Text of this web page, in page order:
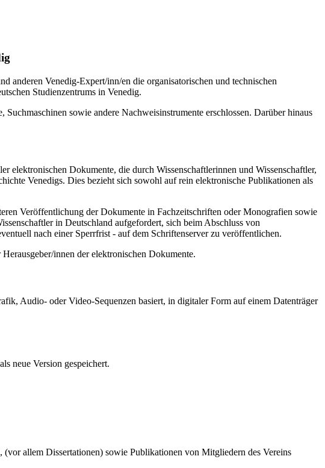
anderen Venedig-Expert/inn/en die organisatorischen und technischen
Studienzentrums in Venedig.
sowie andere Nachweisinstrumente erschlossen. Darüber hinaus
elektronischen Dokumente, die durch Wissenschaftlerinnen und Wissenschaftler,
Venedigs. Dies bezieht sich sowohl auf rein elektronische Publikationen als
Veröffentlichung der Dokumente in Fachzeitschriften oder Monografien sowie
in Deutschland aufgefordert, sich beim Abschluss von
nach einer Sperrfrist - auf dem Schriftenserver zu veröffentlichen.
innen der elektronischen Dokumente.
Audio- oder Video-Sequenzen basiert, in digitaler Form auf einem Datenträger
neue Version gespeichert.
allem Dissertationen) sowie Publikationen von Mitgliedern des Vereins